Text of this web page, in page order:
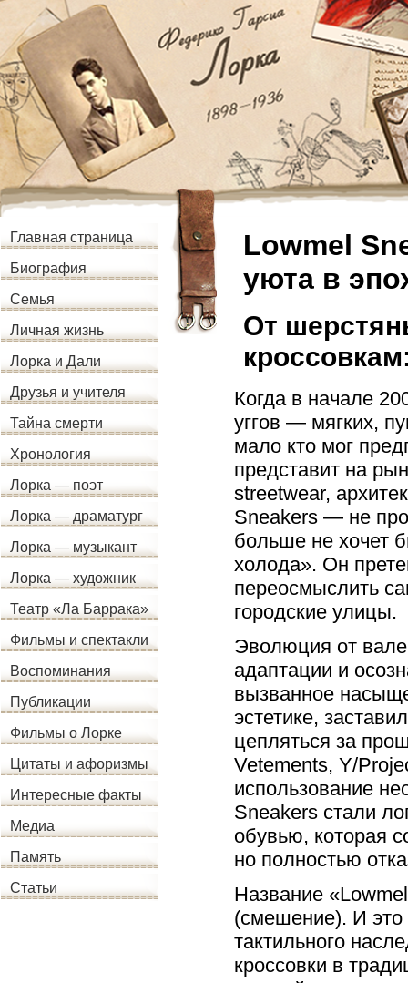
Главная страница
Биография
Семья
Личная жизнь
Лорка и Дали
Друзья и учителя
Тайна смерти
Хронология
Лорка — поэт
Лорка — драматург
Лорка — музыкант
Лорка — художник
Театр «Ла Баррака»
Фильмы и спектакли
Воспоминания
Публикации
Фильмы о Лорке
Цитаты и афоризмы
Интересные факты
Медиа
Память
Статьи
Lowmel
уюта в
От
Когда в начале
уггов — мягких,
мало кто мог
представит на
streetwear,
Sneakers — не
больше не хочет
холода». Он
переосмыслить
городские улицы.
Эволюция от
адаптации и
вызванное
эстетике,
цепляться за
Vetements, Y/
использование
Sneakers стали
обувью, которая
но полностью
Название
(смешение). И это
тактильного
кроссовки в